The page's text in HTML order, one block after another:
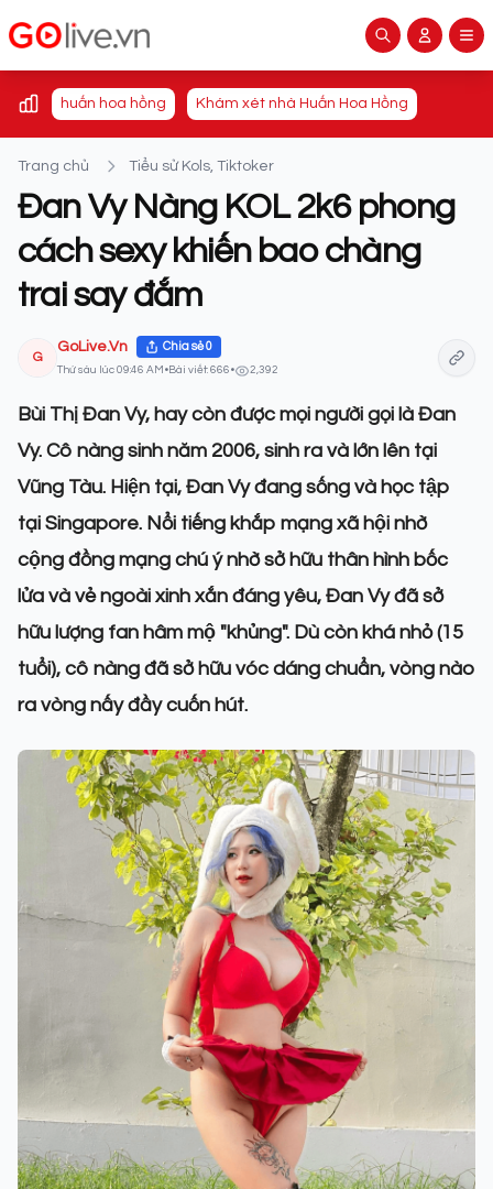
huấn hoa hồng Khám xét nhà Huấn Hoa Hồng
Trang chủ Tiểu sử Kols, Tiktoker
Đan Vy Nàng KOL 2k6 phong
cách sexy khiến bao chàng
trai say đắm
G
GoLive.Vn Chia sẻ0
Thứ sáu lúc 09:46 AM • Bài viết: 666 • 2,392
Bùi Thị Đan Vy, hay còn được mọi người gọi là Đan
Vy. Cô nàng sinh năm 2006, sinh ra và lớn lên tại
Vũng Tàu. Hiện tại, Đan Vy đang sống và học tập
tại Singapore. Nổi tiếng khắp mạng xã hội nhờ
cộng đồng mạng chú ý nhờ sở hữu thân hình bốc
lửa và vẻ ngoài xinh xắn đáng yêu, Đan Vy đã sở
hữu lượng fan hâm mộ "khủng". Dù còn khá nhỏ (15
tuổi), cô nàng đã sở hữu vóc dáng chuẩn, vòng nào
ra vòng nấy đầy cuốn hút.